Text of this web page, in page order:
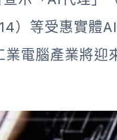
）等受惠實體
電腦產業將迎